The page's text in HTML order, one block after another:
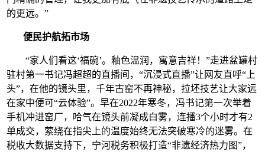
的更远。”
便民护航拓市场
“家人们看这‘福碗’。釉色温润，寓意吉祥！”走进盆罐村
驻村第一书记冯超超的直播间，“沉浸式直播”让网友直呼“上
头”，在他的镜头里，千年古窑不再神秘，拉坯技艺让大家远
在家中便可“云体验”。早在2022年寒冬，冯书记第一次举着
手机冲进窑厂，哈气在镜头前凝成白雾，连播3个小时才有2
单成交，萦绕在指尖上的温度始终无法突破寒冷的迷雾。在
税收大数据支持下，宁河税务积极打造“非遗经济热力图”，